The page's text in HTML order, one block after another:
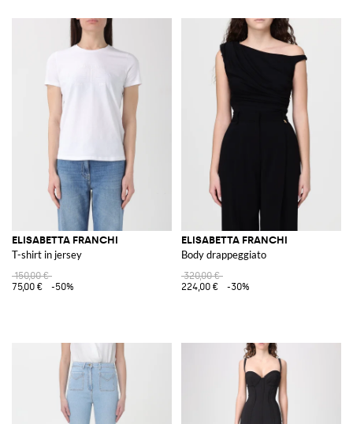
ELISABETTA FRANCHI
T-shirt in jersey
150,00 €
75,00 €
-50%
ELISABETTA FRANCHI
Body drappeggiato
320,00 €
224,00 €
-30%